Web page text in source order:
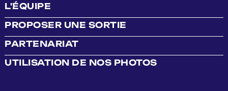
L'ÉQUIPE
PROPOSER UNE SORTIE
PARTENARIAT
UTILISATION DE NOS PHOTOS